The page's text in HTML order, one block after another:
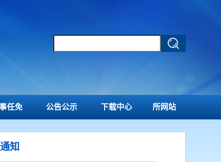
任免 公告公示 下载中心 所网站
知